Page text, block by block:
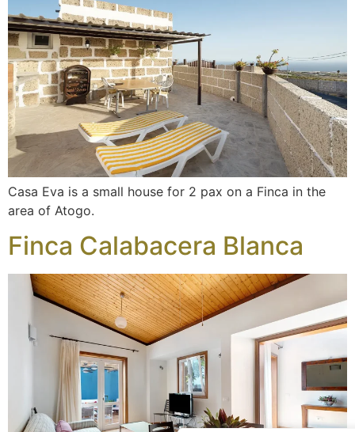
Casa Eva is a small house for 2 pax on a Finca in the
area of Atogo.
Finca Calabacera Blanca